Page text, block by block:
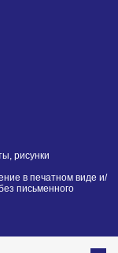
рисунки
в печатном виде и/
письменного